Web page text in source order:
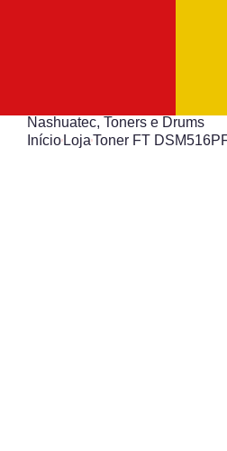
Nashuatec, Toners e Drums
Início LojaToner FT